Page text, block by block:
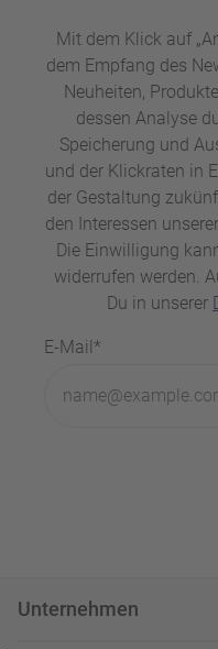
Mit dem Klick auf
dem Empfang des
Neuheiten,
dessen Analyse
Speicherung und
und der Klickraten in
der Gestaltung
den Interessen
Die Einwilligung
widerrufen werden.
Du in unserer
E-Mail*
Unternehmen